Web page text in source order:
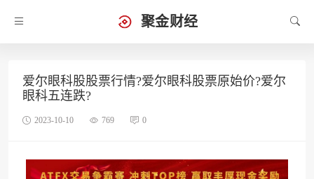
聚金财经
爱尔眼科股股票行情?爱尔眼科股票原始价?爱尔
眼科五连跌?
2023-10-10 769 0